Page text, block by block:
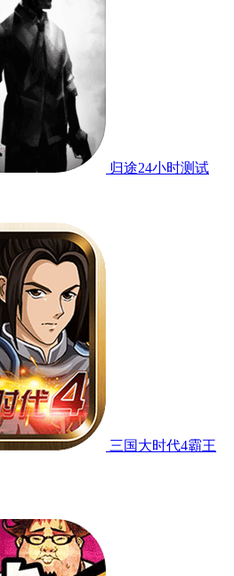
归途24小时测试
三国大时代4霸王